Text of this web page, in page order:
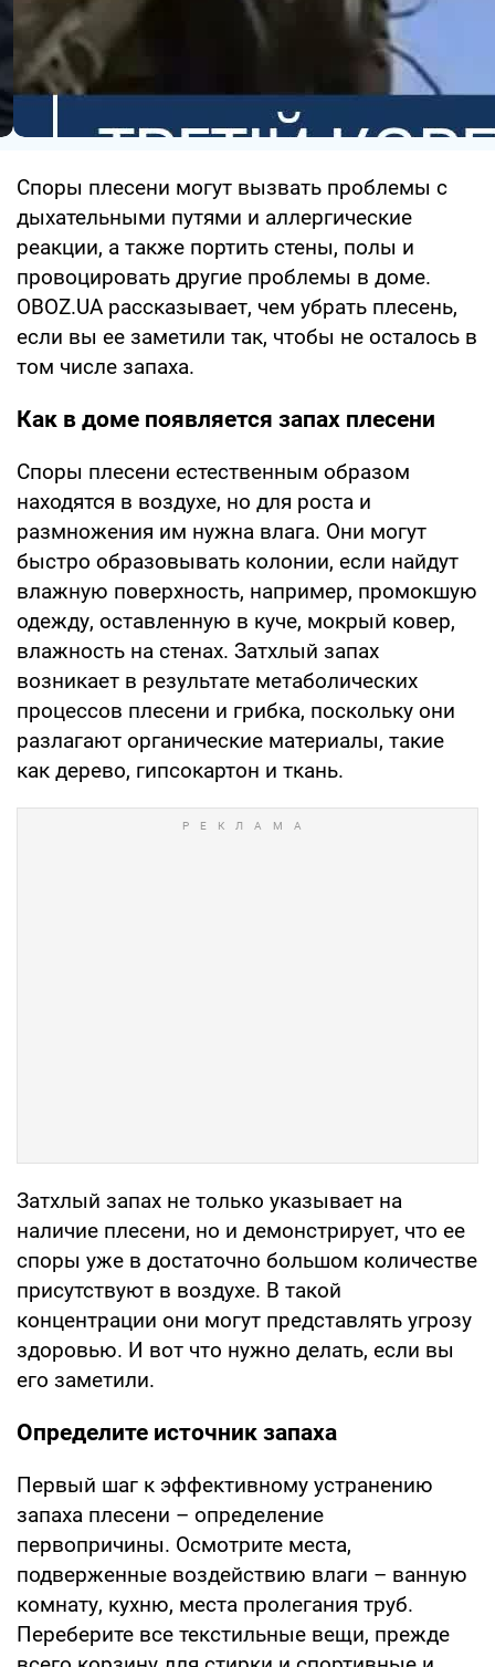
Споры плесени могут вызвать проблемы с
дыхательными путями и аллергические
реакции, а также портить стены, полы и
провоцировать другие проблемы в доме.
OBOZ.UA рассказывает, чем убрать плесень,
если вы ее заметили так, чтобы не осталось в
том числе запаха.
Как в доме появляется запах плесени
Споры плесени естественным образом
находятся в воздухе, но для роста и
размножения им нужна влага. Они могут
быстро образовывать колонии, если найдут
влажную поверхность, например, промокшую
одежду, оставленную в куче, мокрый ковер,
влажность на стенах. Затхлый запах
возникает в результате метаболических
процессов плесени и грибка, поскольку они
разлагают органические материалы, такие
как дерево, гипсокартон и ткань.
Затхлый запах не только указывает на
наличие плесени, но и демонстрирует, что ее
споры уже в достаточно большом количестве
присутствуют в воздухе. В такой
концентрации они могут представлять угрозу
здоровью. И вот что нужно делать, если вы
его заметили.
Определите источник запаха
Первый шаг к эффективному устранению
запаха плесени – определение
первопричины. Осмотрите места,
подверженные воздействию влаги – ванную
комнату, кухню, места пролегания труб.
Переберите все текстильные вещи, прежде